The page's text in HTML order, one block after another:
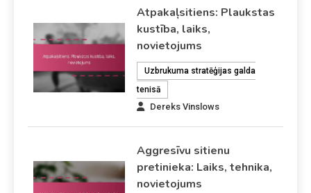
Atpakaļsitiens: Plaukstas
kustība, laiks,
novietojums
Uzbrukuma stratēģijas galda
tenisā
Dereks Vinslows
Aggresīvu sitienu
pretinieka: Laiks, tehnika,
novietojums